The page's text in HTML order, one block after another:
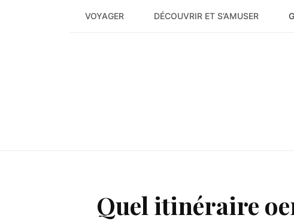
VOYAGER DÉCOUVRIR ET S’AMUSER
Quel itinéraire